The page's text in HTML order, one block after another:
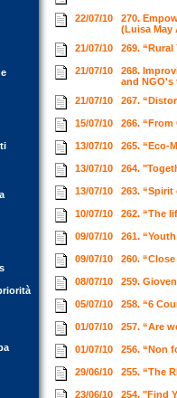
22/07/10
270.
(Luisa
21/07/10
269.
21/07/10
268.
and
21/07/10
267.
15/07/10 266.
13/07/10 265. “Eco-
13/07/10 264.
13/07/10 263.
10/07/10 262. “The
09/07/10 261.
09/07/10 260.
08/07/10 259.
05/07/10 258. “6
01/07/10 257. “Are
01/07/10 256. “Non
29/06/10 255. “The
23/06/10 254. "Find